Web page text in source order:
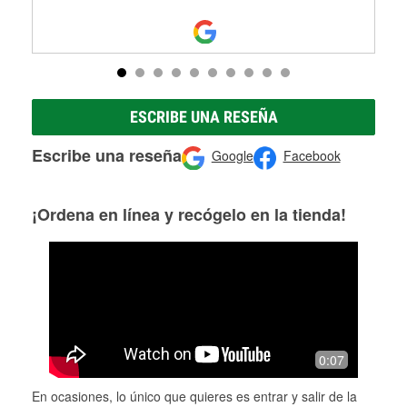
ESCRIBE UNA RESEÑA
Escribe una reseña Google Facebook
¡Ordena en línea y recógelo en la tienda!
0:07
En ocasiones, lo único que quieres es entrar y salir de la